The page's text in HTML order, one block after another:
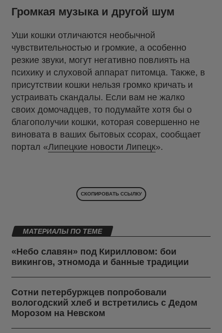
Громкая музыка и другой шум
Уши кошки отличаются необычной
чувствительностью и громкие, а особенно
резкие звуки, могут негативно повлиять на
психику и слуховой аппарат питомца. Также, в
присутствии кошки нельзя громко кричать и
устраивать скандалы. Если вам не жалко
своих домочадцев, то подумайте хотя бы о
благополучии кошки, которая совершенно не
виновата в ваших бытовых ссорах, сообщает
портал «Липецкие новости Липецк».
СКОПИРОВАТЬ ССЫЛКУ
МАТЕРИАЛЫ ПО ТЕМЕ
«Небо славян» под Кирилловом: бои
викингов, этномода и банные традиции
Сотни петербуржцев попробовали
вологодский хлеб и встретились с Дедом
Морозом на Невском